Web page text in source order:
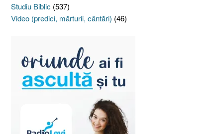
Studiu Biblic (537)
Video (predici, mărturii, cântări) (46)